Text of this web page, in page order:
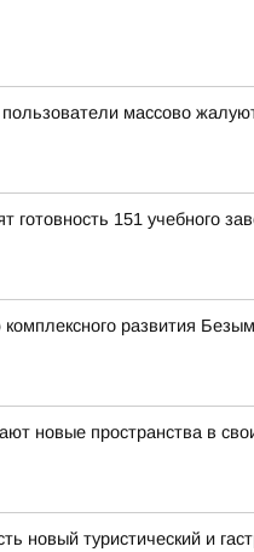
пользователи массово
готовность 151 учебного
развития
новые пространства в
новый туристический и